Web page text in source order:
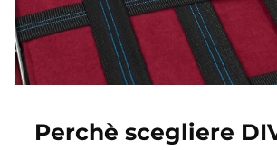
Perchè scegliere